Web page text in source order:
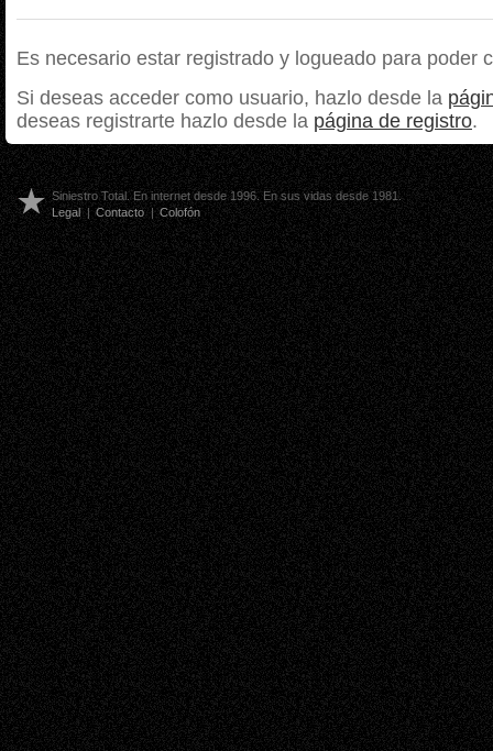
Es necesario estar registrado y logueado para poder
Si deseas acceder como usuario, hazlo desde la
deseas registrarte hazlo desde la página de registro.
Siniestro Total. En internet desde 1996. En sus vidas desde 1981.
Legal | Contacto | Colofón